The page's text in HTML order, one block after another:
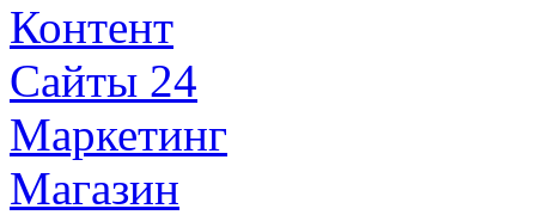
Контент
Сайты 24
Маркетинг
Магазин